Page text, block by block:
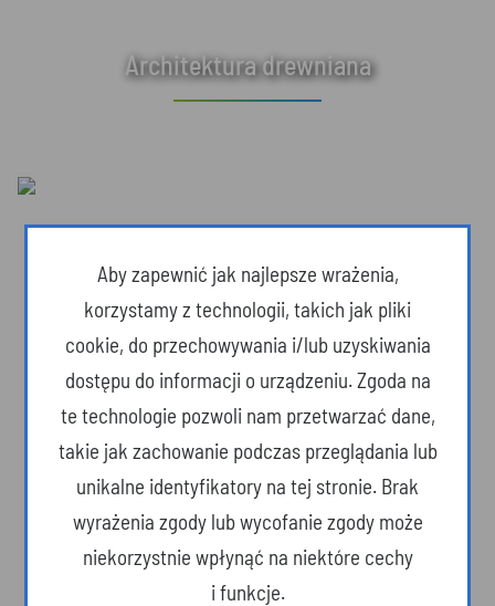
Architektura drewniana
Dzika przyroda
Aby zapewnić jak najlepsze wrażenia,
korzystamy z technologii, takich jak pliki
cookie, do przechowywania i/lub uzyskiwania
dostępu do informacji o urządzeniu. Zgoda na
te technologie pozwoli nam przetwarzać dane,
takie jak zachowanie podczas przeglądania lub
unikalne identyfikatory na tej stronie. Brak
wyrażenia zgody lub wycofanie zgody może
niekorzystnie wpłynąć na niektóre cechy
i funkcje.